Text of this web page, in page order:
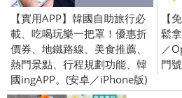
【實用APP】韓國自助旅行必
載、吃喝玩樂一把罩！優惠折
價券、地鐵路線、美食推薦、
熱門景點、行程規劃功能、韓
國ingAPP。(安卓／iPhone版)
【
鬆
／
門